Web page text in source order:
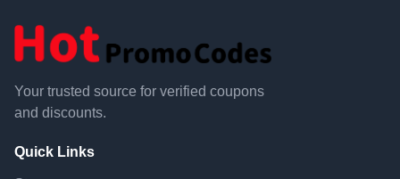
Your trusted source for verified coupons
and discounts.
Quick Links